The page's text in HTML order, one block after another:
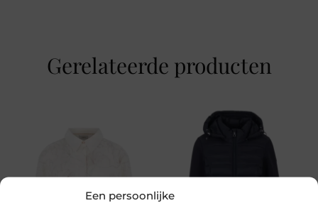
Een persoonlijke
SeizoenGerelateerde producten